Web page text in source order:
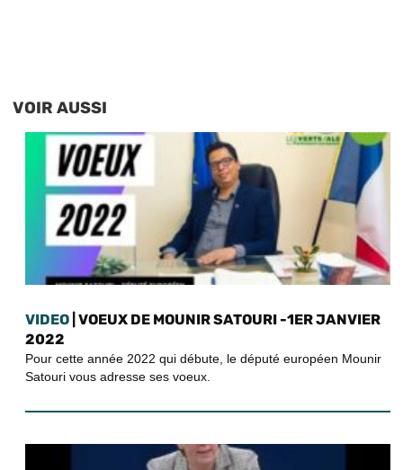
VOIR AUSSI
VIDEO | VOEUX DE MOUNIR SATOURI -1ER JANVIER
2022
Pour cette année 2022 qui débute, le député européen Mounir
Satouri vous adresse ses voeux.